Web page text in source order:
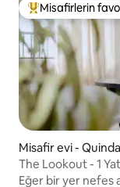
Misafirlerin
Misafirlerin
Misafir evi -
The Lookout - 1
Katı Dairesi
Eğer bir yer nefes